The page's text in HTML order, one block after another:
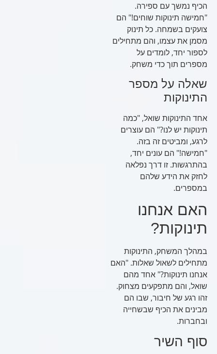
הכיף נמשך עם ספירה.
"חמישה תינוקות שוחים!" הם
צועקים בשמחה. כל תינוק
מסמן את עצמו, והם מתחילים
לספור יחד, לומדים על
מספרים תוך כדי משחק.
שאלה על מספר
התינוקות
אחד התינוקות שואל, "כמה
תינוקות יש לנו?" הם עוצרים
לרגע, ומביטים זה בזה.
"חמישה!" הם עונים יחד,
בהתרגשות. זו דרך נפלאה
לחזק את הידע שלהם
במספרים.
האם אנחנו
תינוקות?
במהלך המשחק, התינוקות
מתחילים לשאול שאלות. "האם
אנחנו תינוקות?" אחד מהם
שואל, והם מתפקעים מצחוק.
זהו רגע של חיבור, שבו הם
מבינים את הכיף שבשחייה
ובחברות.
סוף השיר